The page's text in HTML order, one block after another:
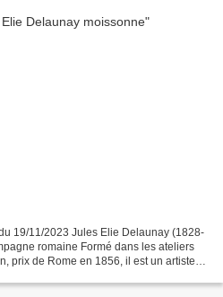
19/11/2023 Jules Elie Delaunay (1828-
romaine Formé dans les ateliers
prix de Rome en 1856, il est un artiste